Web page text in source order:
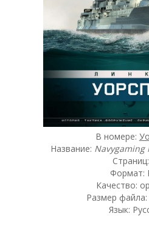
В номере:
Название: Navygaming
Формат:
Качество:
Размер
Язык: